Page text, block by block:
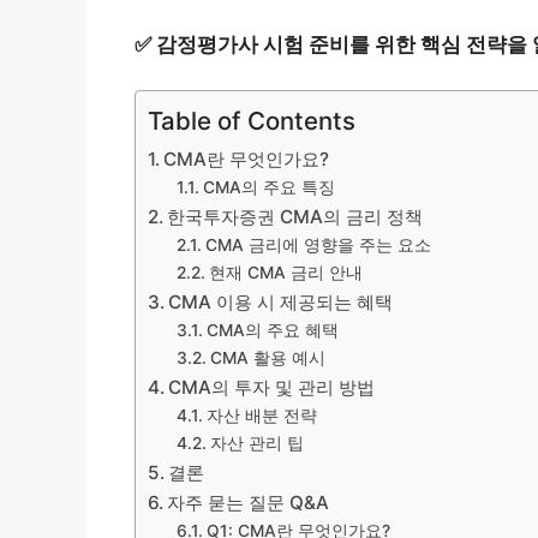
✅ 감정평가사 시험 준비를 위한 핵심 전략을
Table of Contents
CMA란 무엇인가요?
CMA의 주요 특징
한국투자증권 CMA의 금리 정책
CMA 금리에 영향을 주는 요소
현재 CMA 금리 안내
CMA 이용 시 제공되는 혜택
CMA의 주요 혜택
CMA 활용 예시
CMA의 투자 및 관리 방법
자산 배분 전략
자산 관리 팁
결론
자주 묻는 질문 Q&A
Q1: CMA란 무엇인가요?